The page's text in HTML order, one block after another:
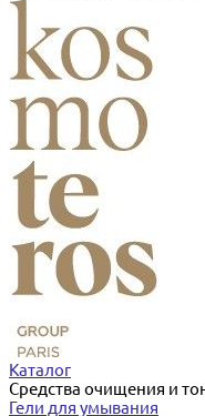
Каталог
Средства очищения и
Гели для умывания